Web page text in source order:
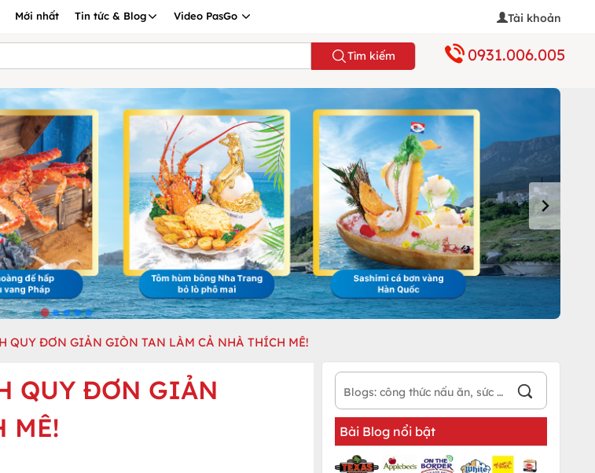
Mới nhất Tin tức & Blog Video PasGo Tài khoản
Tìm kiếm 0931.006.005
QUY ĐƠN GIẢN GIÒN TAN LÀM CẢ NHÀ THÍCH MÊ!
QUY ĐƠN GIẢN
MÊ!
Bài Blog nổi bật